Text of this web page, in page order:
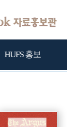
HUFS 홍보